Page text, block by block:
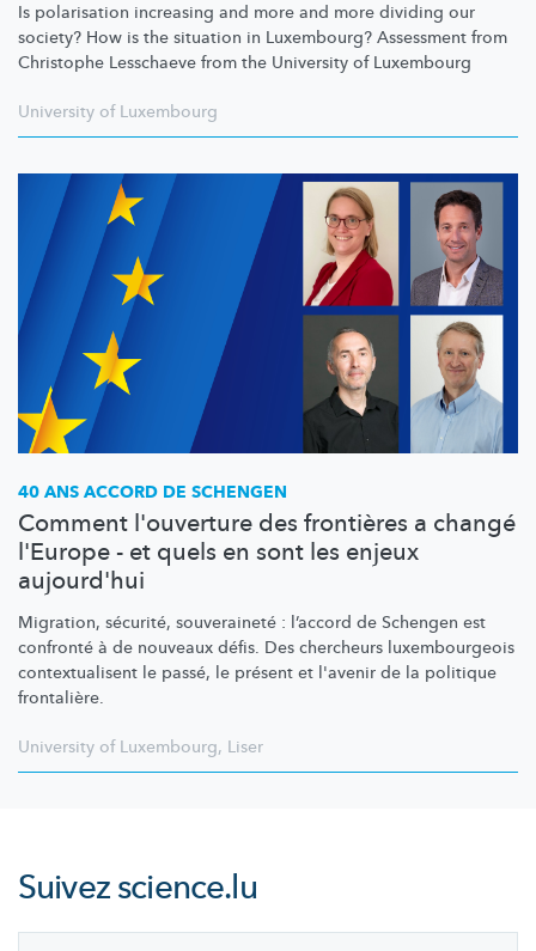
Is polarisation increasing and more and more dividing our
society? How is the situation in Luxembourg? Assessment from
Christophe Lesschaeve from the University of Luxembourg
University of Luxembourg
40 ANS ACCORD DE SCHENGEN
Comment l'ouverture des frontières a changé
l'Europe - et quels en sont les enjeux
aujourd'hui
Migration, sécurité, souveraineté : l’accord de Schengen est
confronté à de nouveaux défis. Des chercheurs luxembourgeois
contextualisent le passé, le présent et l'avenir de la politique
frontalière.
University of Luxembourg, Liser
Suivezscience.lu